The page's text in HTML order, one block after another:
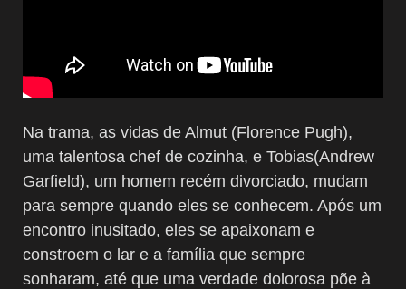
Na trama, as vidas de Almut (Florence Pugh),
uma talentosa chef de cozinha, e Tobias(Andrew
Garfield), um homem recém divorciado, mudam
para sempre quando eles se conhecem. Após um
encontro inusitado, eles se apaixonam e
constroem o lar e a família que sempre
sonharam, até que uma verdade dolorosa põe à